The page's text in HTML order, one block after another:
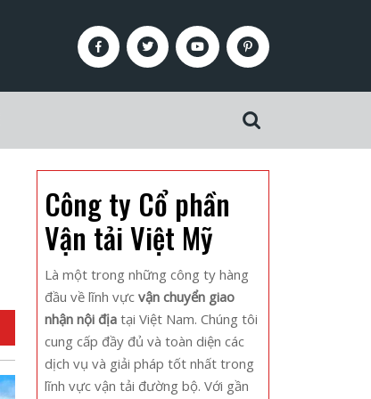
FacebookTwitter Youtube Pinterest
Công ty Cổ phần
Vận tải Việt Mỹ
Là một trong những công ty hàng
đầu về lĩnh vực vận chuyển giao
nhận nội địa tại Việt Nam. Chúng tôi
cung cấp đầy đủ và toàn diện các
dịch vụ và giải pháp tốt nhất trong
lĩnh vực vận tải đường bộ. Với gần